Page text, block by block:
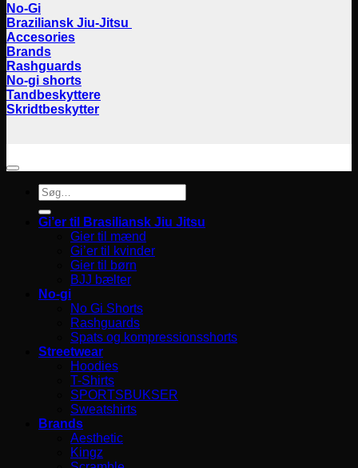
No-Gi
Braziliansk Jiu-Jitsu
Accesories
Brands
Rashguards
No-gi shorts
Tandbeskyttere
Skridtbeskytter
Søg
efter:
Gi’er til Brasiliansk Jiu Jitsu
Gier til mænd
Gi’er til kvinder
Gier til børn
BJJ bælter
No-gi
No Gi Shorts
Rashguards
Spats og kompressionsshorts
Streetwear
Hoodies
T-Shirts
SPORTSBUKSER
Sweatshirts
Brands
Aesthetic
Kingz